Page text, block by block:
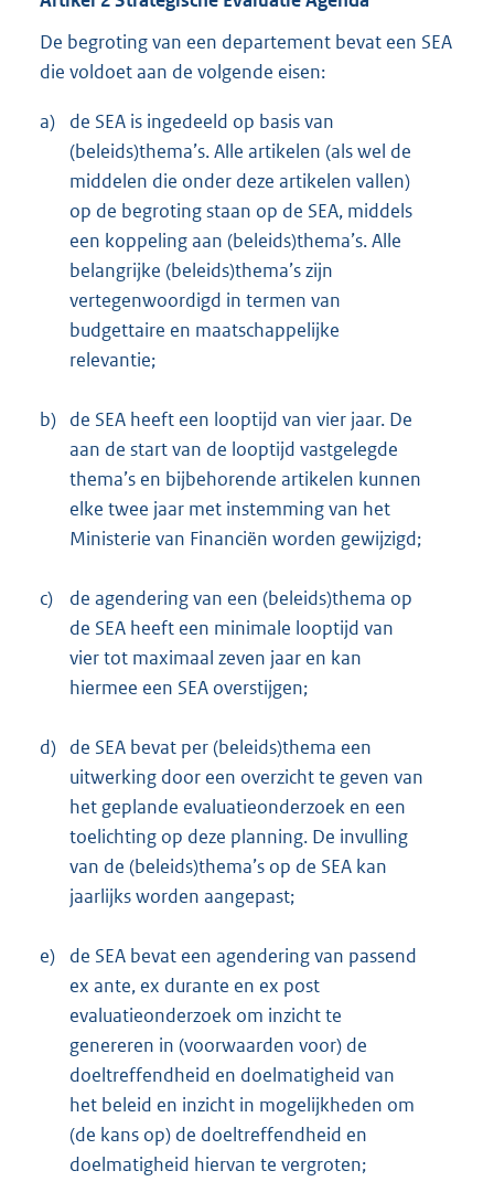
De begroting van een departement bevat een SEA
die voldoet aan de volgende eisen:
a)
de SEA is ingedeeld op basis van
(beleids)thema’s. Alle artikelen (als wel de
middelen die onder deze artikelen vallen)
op de begroting staan op de SEA, middels
een koppeling aan (beleids)thema’s. Alle
belangrijke (beleids)thema’s zijn
vertegenwoordigd in termen van
budgettaire en maatschappelijke
relevantie;
b) de SEA heeft een looptijd van vier jaar. De
aan de start van de looptijd vastgelegde
thema’s en bijbehorende artikelen kunnen
elke twee jaar met instemming van het
Ministerie van Financiën worden gewijzigd;
c)
de agendering van een (beleids)thema op
de SEA heeft een minimale looptijd van
vier tot maximaal zeven jaar en kan
hiermee een SEA overstijgen;
d) de SEA bevat per (beleids)thema een
uitwerking door een overzicht te geven van
het geplande evaluatieonderzoek en een
toelichting op deze planning. De invulling
van de (beleids)thema’s op de SEA kan
jaarlijks worden aangepast;
e)
de SEA bevat een agendering van passend
ex ante, ex durante en ex post
evaluatieonderzoek om inzicht te
genereren in (voorwaarden voor) de
doeltreffendheid en doelmatigheid van
het beleid en inzicht in mogelijkheden om
(de kans op) de doeltreffendheid en
doelmatigheid hiervan te vergroten;